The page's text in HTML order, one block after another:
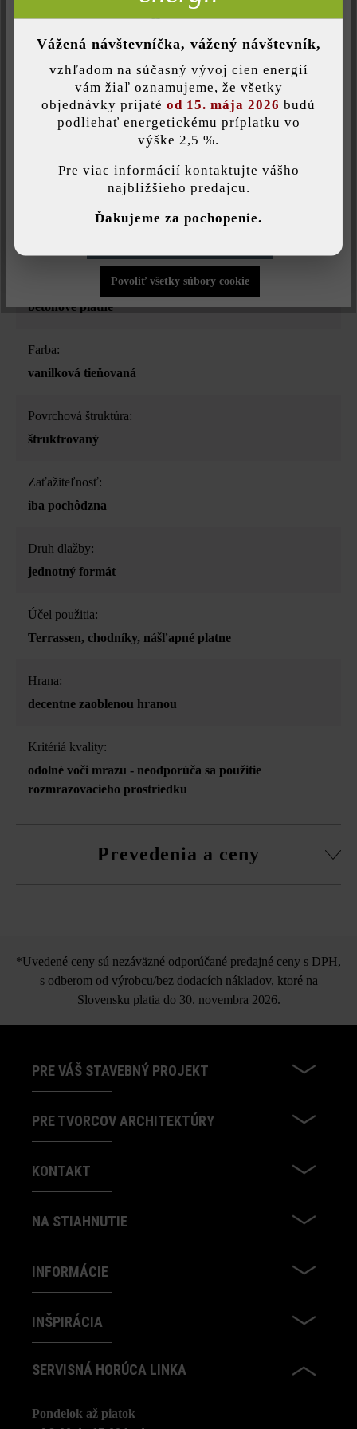
Opis produktu
Polygónová betónová platňa Kusus29 dostala svoj názov z
dobrého dôvodu: inšpiráciou pre jej tvar je Kumo VG4, povrch
zase získala od platne Versus. Táto kombinácia vytvára úplne
nový dizajn v stvárňovaní plôch. Jej nezvyčajný tvar a jemne
betónové platne
Farba:
vanilková tieňovaná
Povrchová štruktúra:
štruktrovaný
Zaťažiteľnosť:
iba pochôdzna
Druh dlažby:
jednotný formát
Účel použitia:
Terrassen, chodníky, nášľapné platne
Hrana:
decentne zaoblenou hranou
Kritériá kvality:
odolné voči mrazu - neodporúča sa použitie
rozmrazovacieho prostriedku
Prevedenia a ceny
*Uvedené ceny sú nezáväzné odporúčané predajné ceny s DPH,
s odberom od výrobcu/bez dodacích nákladov, ktoré na
Slovensku platia do 30. novembra 2026.
PRE VÁŠ STAVEBNÝ PROJEKT
PRE TVORCOV ARCHITEKTÚRY
KONTAKT
NA STIAHNUTIE
INFORMÁCIE
INŠPIRÁCIA
SERVISNÁ HORÚCA LINKA
Pondelok až piatok
Uložiť individuálne nastavenie
Táto webová stránka používa súbory cookie, aby vám ponúkla
Povoliť všetky súbory cookie
Vážená návštevníčka, vážený návštevník,
vzhľadom na súčasný vývoj cien energií
vám žiaľ oznamujeme, že všetky
objednávky prijaté od 15. mája 2026 budú
podliehať energetickému príplatku vo
výške 2,5 %.
Pre viac informácií kontaktujte vášho
najbližšieho predajcu.
Ďakujeme za pochopenie.